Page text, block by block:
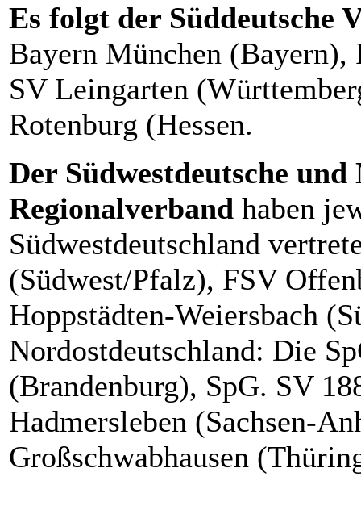
Es folgt der Süddeutsche
Bayern München (Bayern),
SV Leingarten
Rotenburg (Hessen.
Der Südwestdeutsche und
Regionalverband haben
Südwestdeutschland
(Südwest/Pfalz), FSV
Hoppstädten-Weiersbach
Nordostdeutschland: Die
(Brandenburg), SpG. SV
Hadmersleben (Sachsen-
Großschwabhausen